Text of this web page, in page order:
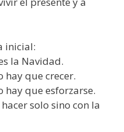
inicial:
la Navidad.
hay que crecer.
hay que esforzarse.
solo sino con la